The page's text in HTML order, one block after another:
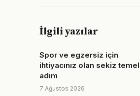
İlgili yazılar
Spor ve egzersiz için
ihtiyacınız olan sekiz temel
adım
7 Ağustos 2026